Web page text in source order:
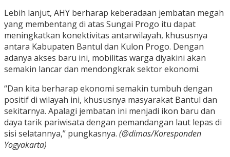
Lebih lanjut, AHY berharap keberadaan jembatan megah
yang membentang di atas Sungai Progo itu dapat
meningkatkan konektivitas antarwilayah, khususnya
antara Kabupaten Bantul dan Kulon Progo. Dengan
adanya akses baru ini, mobilitas warga diyakini akan
semakin lancar dan mendongkrak sektor ekonomi.
“Dan kita berharap ekonomi semakin tumbuh dengan
positif di wilayah ini, khususnya masyarakat Bantul dan
sekitarnya. Apalagi jembatan ini menjadi ikon baru dan
daya tarik pariwisata dengan pemandangan laut lepas di
sisi selatannya,” pungkasnya. (@dimas/Koresponden
Yogyakarta)